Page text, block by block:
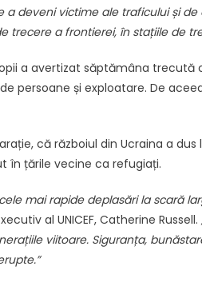
a deveni victime ale traficului și de
trecere a frontierei, în stațiile de
a avertizat săptămâna
persoane și exploatare. De
că războiul din Ucraina a
în țările vecine ca refugiați.
mai rapide deplasări la scară
al UNICEF, Catherine Russell.
viitoare. Siguranța,